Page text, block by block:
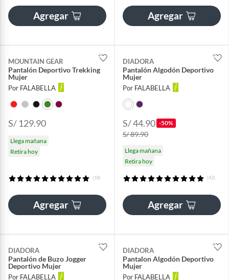
Agregar Agregar
MOUNTAIN GEAR
Pantalón Deportivo Trekking
Mujer
Por FALABELLA
S/ 129.90
Llega mañana
Retira hoy
(18)
Agregar
DIADORA
Pantalón Algodón Deportivo
Mujer
Por FALABELLA
S/ 44.90 -50%
S/ 89.90
Llega mañana
Retira hoy
(42)
Agregar
DIADORA
Pantalón de Buzo Jogger
Deportivo Mujer
Por FALABELLA
DIADORA
Pantalon Algodón Deportivo
Mujer
Por FALABELLA